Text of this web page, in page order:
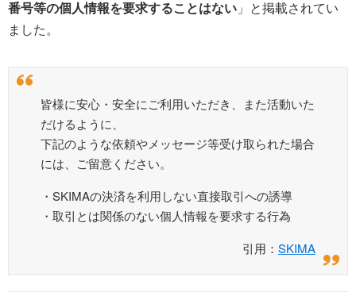
番号等の個人情報を要求することはない 」と掲載されてい
ました。
皆様に安心・安全にご利用いただき、また活動いた
だけるように、
下記のような依頼やメッセージ等受け取られた場合
には、ご留意ください。
・SKIMAの決済を利用しない直接取引への誘導
・取引とは関係のない個人情報を要求する行為
引用： SKIMA